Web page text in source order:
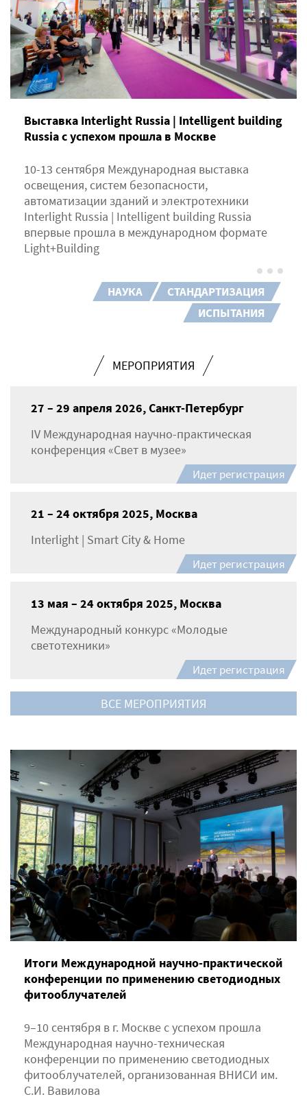
Выставка Interlight Russia | Intelligent building
Russia с успехом прошла в Москве
10-13 сентября Международная выставка
освещения, систем безопасности,
автоматизации зданий и электротехники
Interlight Russia | Intelligent building Russia
впервые прошла в международном формате
Light+Building
НАУКА
СТАНДАРТИЗАЦИЯ
ИСПЫТАНИЯ
Итоги Международной научно-практической
конференции по применению светодиодных
фитооблучателей
9–10 сентября в г. Москве с успехом прошла
Международная научно-техническая
конференции по применению светодиодных
фитооблучателей, организованная ВНИСИ им.
С.И. Вавилова
МЕРОПРИЯТИЯ
27 – 29 апреля 2026, Санкт-Петербург
IV Международная научно-практическая
конференция «Свет в музее»
Идет регистрация
21 – 24 октября 2025, Москва
Interlight | Smart City & Home
Идет регистрация
13 мая – 24 октября 2025, Москва
Международный конкурс «Молодые
светотехники»
Идет регистрация
ВСЕ МЕРОПРИЯТИЯ